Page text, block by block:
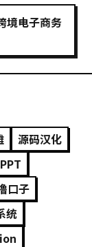
境电子商务
源码汉化
口子
统